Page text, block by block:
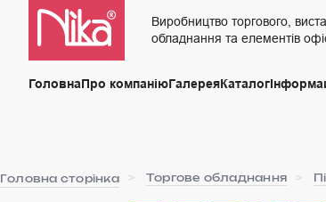
Виробництво торгового,
обладнання та елементів
ГоловнаПро компаніюГалереяКаталог
Головна сторінка Торгове обладнання